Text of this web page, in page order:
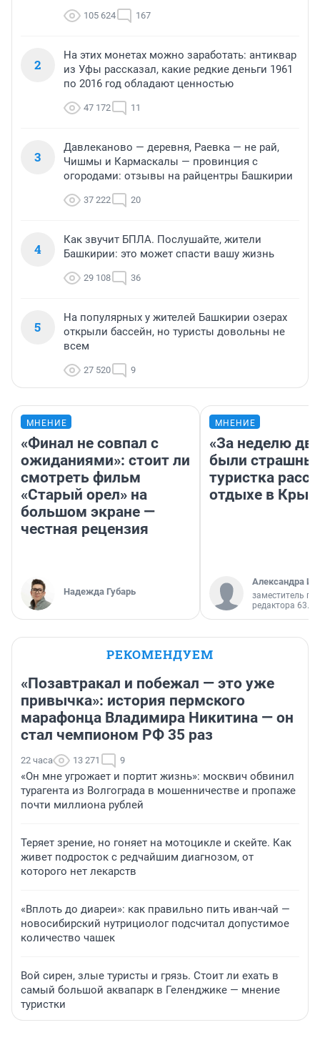
105 624 167
2
На этих монетах можно заработать: антиквар
из Уфы рассказал, какие редкие деньги 1961
по 2016 год обладают ценностью
47 172 11
3
Давлеканово — деревня, Раевка — не рай,
Чишмы и Кармаскалы — провинция с
огородами: отзывы на райцентры Башкирии
37 222 20
4
Как звучит БПЛА. Послушайте, жители
Башкирии: это может спасти вашу жизнь
29 108 36
5
На популярных у жителей Башкирии озерах
открыли бассейн, но туристы довольны не
всем
27 520 9
МНЕНИЕ
«Финал не совпал с
ожиданиями»: стоит ли
смотреть фильм
«Старый орел» на
большом экране —
честная рецензия
Надежда Губарь
МНЕНИЕ
«За неделю
были
туристка
отдыхе в
Александра
заместитель
редактора 63.RU
РЕКОМЕНДУЕМ
«Позавтракал и побежал — это уже
привычка»: история пермского
марафонца Владимира Никитина — он
стал чемпионом РФ 35 раз
22 часа 13 271 9
«Он мне угрожает и портит жизнь»: москвич обвинил
турагента из Волгограда в мошенничестве и пропаже
почти миллиона рублей
Теряет зрение, но гоняет на мотоцикле и скейте. Как
живет подросток с редчайшим диагнозом, от
которого нет лекарств
«Вплоть до диареи»: как правильно пить иван-чай —
новосибирский нутрициолог подсчитал допустимое
количество чашек
Вой сирен, злые туристы и грязь. Стоит ли ехать в
самый большой аквапарк в Геленджике — мнение
туристки